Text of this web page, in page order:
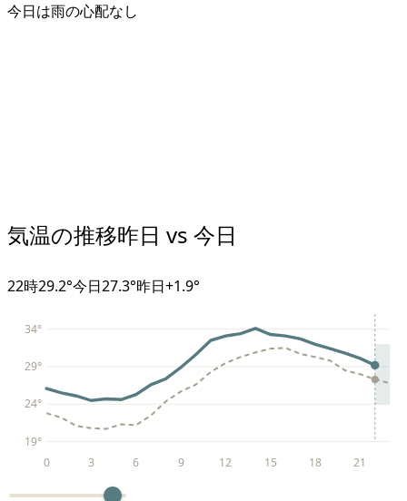
今日は雨の心配なし
気温の推移昨日 vs 今日
22時29.2°今日27.3°昨日+1.9°
19°
24°
29°
34°
0 3 6 9 12 15 18 21